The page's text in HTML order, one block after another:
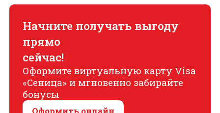
Начните получать выгоду
прямо
сейчас!
Оформите виртуальную карту Visa
«Сеница» и мгновенно забирайте
бонусы